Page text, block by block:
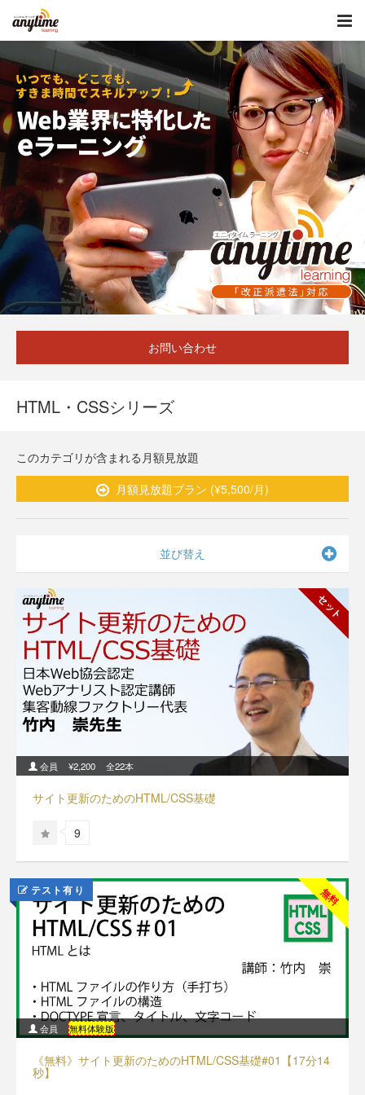
お問い合わせ
HTML・CSSシリーズ
このカテゴリが含まれる月額見放題
月額見放題プラン (¥5,500/月)
並び替え
セット
会員 ¥2,200 全22本
サイト更新のためのHTML/CSS基礎
9
テスト有り 無料
会員 無料体験版
《無料》サイト更新のためのHTML/CSS基礎#01【17分14
秒】